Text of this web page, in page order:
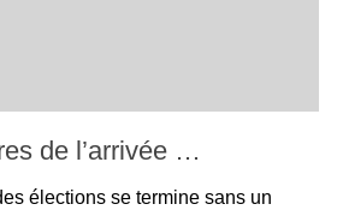
de l’arrivée …
élections se termine sans un